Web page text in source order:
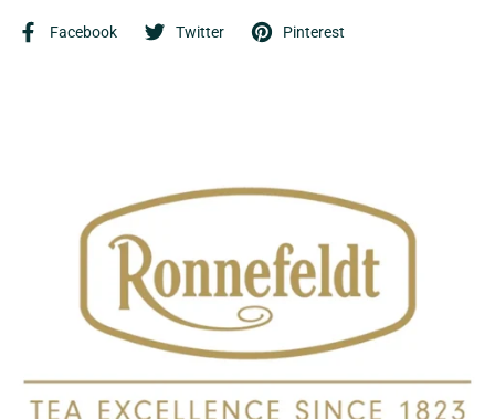
Facebook Twitter Pinterest